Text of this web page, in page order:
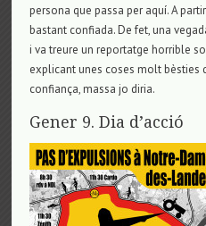
persona que passa per aquí. A
bastant confiada. De fet, una
i va treure un reportatge horrible
explicant unes coses molt bèsties
confiança, massa jo diria.
Gener 9. Dia d’acció